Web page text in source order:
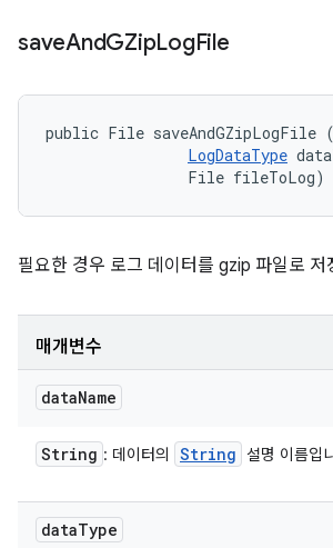
saveAndGZipLogFile
public File saveAndGZipLogFile
LogDataType
                File fileToLog)
필요한 경우 로그 데이터를 gzip 파일로 저
매개변수
dataName
String : 데이터의 String 설명 이름입
dataType